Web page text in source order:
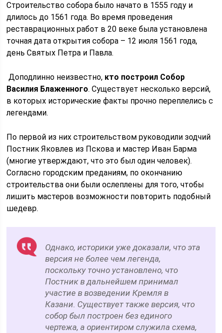
Строительство собора было начато в 1555 году и
длилось до 1561 года. Во время проведения
реставрационных работ в 20 веке была установлена
точная дата открытия собора – 12 июля 1561 года,
день Святых Петра и Павла.
Доподлинно неизвестно, кто построил Собор
Василия Блаженного. Существует несколько версий,
в которых исторические факты прочно переплелись с
легендами.
По первой из них строительством руководили зодчий
Постник Яковлев из Пскова и мастер Иван Барма
(многие утверждают, что это был один человек).
Согласно городским преданиям, по окончанию
строительства они были ослеплены для того, чтобы
лишить мастеров возможности повторить подобный
шедевр.
Однако, историки уже доказали, что эта
версия не более чем легенда,
поскольку точно установлено, что
Постник в дальнейшем принимал
участие в возведении Кремля в
Казани. Существует также версия, что
собор был построен без единого
чертежа, а ориентиром служила схема,